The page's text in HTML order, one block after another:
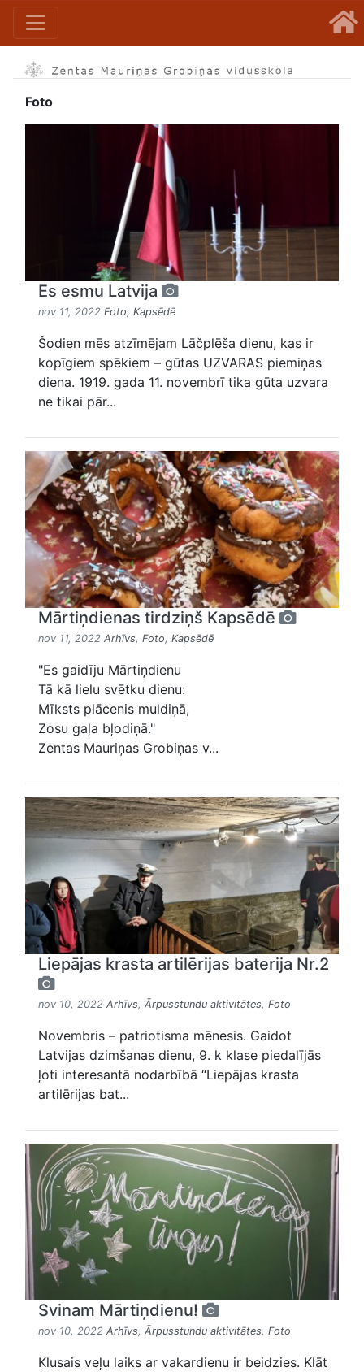
Foto
Es esmu Latvija
nov 11, 2022 Foto, Kapsēdē
Šodien mēs atzīmējam Lāčplēša dienu, kas ir
kopīgiem spēkiem – gūtas UZVARAS piemiņas
diena. 1919. gada 11. novembrī tika gūta uzvara
ne tikai pār...
Mārtiņdienas tirdziņš Kapsēdē
nov 11, 2022 Arhīvs, Foto, Kapsēdē
"Es gaidīju Mārtiņdienu
Tā kā lielu svētku dienu:
Mīksts plācenis muldiņā,
Zosu gaļa bļodiņā."
Zentas Mauriņas Grobiņas v...
Liepājas krasta artilērijas baterija Nr.2
nov 10, 2022 Arhīvs, Ārpusstundu aktivitātes, Foto
Novembris – patriotisma mēnesis. Gaidot
Latvijas dzimšanas dienu, 9. k klase piedalījās
ļoti interesantā nodarbībā “Liepājas krasta
artilērijas bat...
Svinam Mārtiņdienu!
nov 10, 2022 Arhīvs, Ārpusstundu aktivitātes, Foto
Klusais veļu laiks ar vakardienu ir beidzies. Klāt